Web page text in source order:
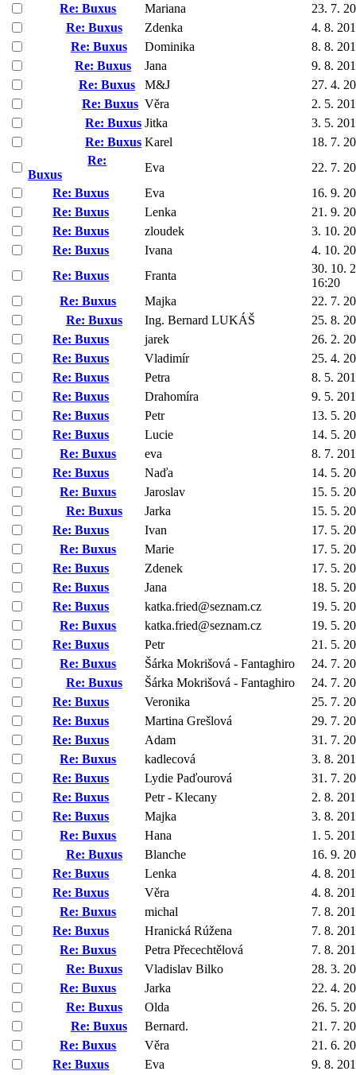
Re: Buxus
Mariana
23. 7.
Re: Buxus
Zdenka
4. 8.
Re: Buxus
Dominika
8. 8.
Re: Buxus
Jana
9. 8.
Re: Buxus
M&J
27. 4.
Re: Buxus Věra
2. 5.
Re: Buxus Jitka
3. 5.
Re: Buxus Karel
18. 7.
Re:
Buxus
Eva
22. 7.
Re: Buxus
Eva
16. 9.
Re: Buxus
Lenka
21. 9.
Re: Buxus
zloudek
3. 10.
Re: Buxus
Ivana
4. 10.
Re: Buxus
Franta
30. 10.
16:20
Re: Buxus
Majka
22. 7.
Re: Buxus
Ing. Bernard LUKÁŠ
25. 8.
Re: Buxus
jarek
26. 2.
Re: Buxus
Vladimír
25. 4.
Re: Buxus
Petra
8. 5.
Re: Buxus
Drahomíra
9. 5.
Re: Buxus
Petr
13. 5.
Re: Buxus
Lucie
14. 5.
Re: Buxus
eva
8. 7.
Re: Buxus
Naďa
14. 5.
Re: Buxus
Jaroslav
15. 5.
Re: Buxus
Jarka
15. 5.
Re: Buxus
Ivan
17. 5.
Re: Buxus
Marie
17. 5.
Re: Buxus
Zdenek
17. 5.
Re: Buxus
Jana
18. 5.
Re: Buxus
katka.fried@seznam.cz
19. 5.
Re: Buxus
katka.fried@seznam.cz
19. 5.
Re: Buxus
Petr
21. 5.
Re: Buxus
Šárka Mokrišová - Fantaghiro
24. 7.
Re: Buxus
Šárka Mokrišová - Fantaghiro
24. 7.
Re: Buxus
Veronika
25. 7.
Re: Buxus
Martina Grešlová
29. 7.
Re: Buxus
Adam
31. 7.
Re: Buxus
kadlecová
3. 8.
Re: Buxus
Lydie Paďourová
31. 7.
Re: Buxus
Petr - Klecany
2. 8.
Re: Buxus
Majka
3. 8.
Re: Buxus
Hana
1. 5.
Re: Buxus
Blanche
16. 9.
Re: Buxus
Lenka
4. 8.
Re: Buxus
Věra
4. 8.
Re: Buxus
michal
7. 8.
Re: Buxus
Hranická Rúžena
7. 8.
Re: Buxus
Petra Přecechtělová
7. 8.
Re: Buxus
Vladislav Bilko
28. 3.
Re: Buxus
Jarka
22. 4.
Re: Buxus
Olda
26. 5.
Re: Buxus
Bernard.
21. 7.
Re: Buxus
Věra
21. 6.
Re: Buxus
Eva 9. 8.